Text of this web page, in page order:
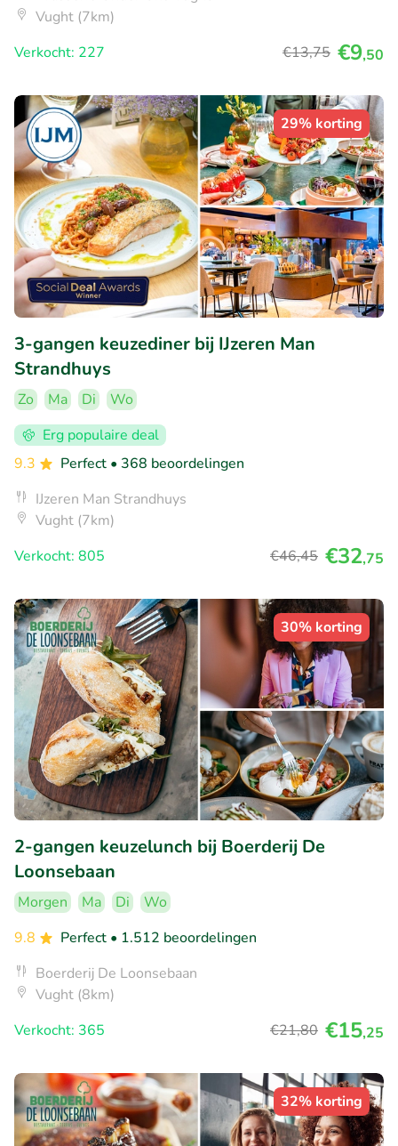
Vught (7km)
Verkocht: 227
€13,75 €9,50
29% korting
3-gangen keuzediner bij IJzeren Man
Strandhuys
Zo Ma Di
Wo
Erg populaire deal
9.3
Perfect • 368 beoordelingen
IJzeren Man Strandhuys
Vught (7km)
Verkocht: 805
€46,45 €32,75
30% korting
2-gangen keuzelunch bij Boerderij De
Loonsebaan
Morgen Ma Di
Wo
9.8
Perfect • 1.512 beoordelingen
Boerderij De Loonsebaan
Vught (8km)
Verkocht: 365
€21,80 €15,25
32% korting